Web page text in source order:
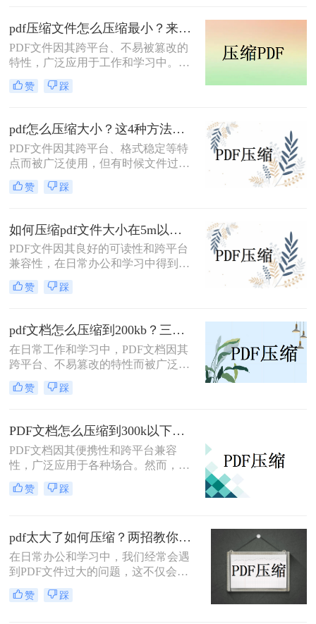
PDF文件大小的方法，帮助用户轻松
减小PDF文件的大小。
pdf压缩文件怎么压缩最小？来试试这3种方法！
PDF文件因其跨平台、不易被篡改的
特性，广泛应用于工作和学习中。然
而，有时我们需要将PDF文件压缩到
最小，以便于传输或存储。那么pdf压
三种常见的PDF压缩方法。
赞 踩
pdf怎么压缩大小？这4种方法非常实用！
PDF文件因其跨平台、格式稳定等特
点而被广泛使用，但有时候文件过大
可能导致传输或存储不便。那么pdf怎
么压缩大小呢？本文将介绍四种有效
PDF文件。
赞 踩
如何压缩pdf文件大小在5m以内？分享二个实用压缩方法！
PDF文件因其良好的可读性和跨平台
兼容性，在日常办公和学习中得到了
广泛应用。然而，有时过大的PDF文
件会给传输和存储带来不便。那么如
文将介绍两种实用的方法，帮助你将
PDF文件大小压缩到5M以内。
赞 踩
pdf文档怎么压缩到200kb？三种实用的方法分享！
在日常工作和学习中，PDF文档因其
跨平台、不易篡改的特性而被广泛使
用。然而，有时PDF文件过大，不便
于传输或存储，因此，将PDF文档压
为重要。那么pdf文档怎么压缩到
200kb呢？本文将介绍三种将PDF文档
压缩至200KB的方法。
赞 踩
PDF文档怎么压缩到300k以下？试试这3种压缩方法！
PDF文档因其便携性和跨平台兼容
性，广泛应用于各种场合。然而，有
时过大的PDF文件会影响传输速度和
存储效率。那么PDF文档怎么压缩到
赞 踩
pdf太大了如何压缩？两招教你轻松压缩！
在日常办公和学习中，我们经常会遇
到PDF文件过大的问题，这不仅会占
用大量存储空间，还会影响文件的传
输速度。那么pdf太大了如何压缩呢？
赞 踩